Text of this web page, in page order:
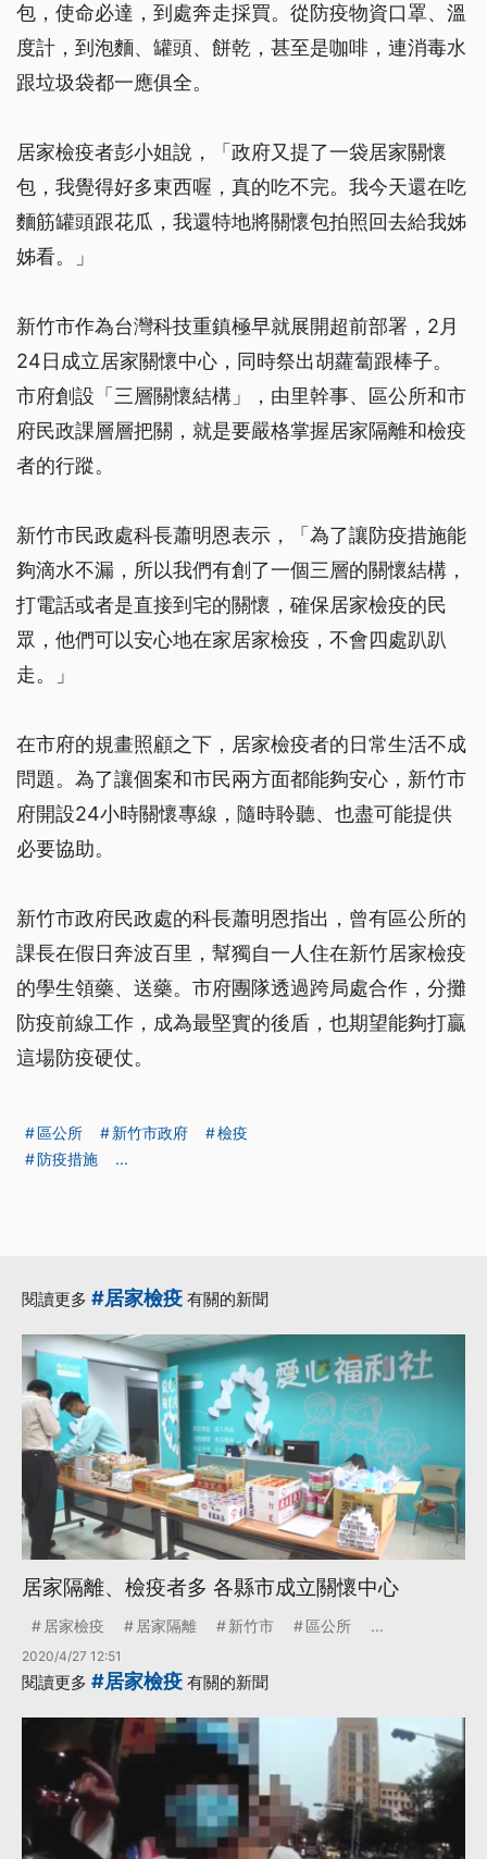
包，使命必達，到處奔走採買。從防疫物資口罩、溫
度計，到泡麵、罐頭、餅乾，甚至是咖啡，連消毒水
跟垃圾袋都一應俱全。
居家檢疫者彭小姐說，「政府又提了一袋居家關懷
包，我覺得好多東西喔，真的吃不完。我今天還在吃
麵筋罐頭跟花瓜，我還特地將關懷包拍照回去給我姊
姊看。」
新竹市作為台灣科技重鎮極早就展開超前部署，2月
24日成立居家關懷中心，同時祭出胡蘿蔔跟棒子。
市府創設「三層關懷結構」，由里幹事、區公所和市
府民政課層層把關，就是要嚴格掌握居家隔離和檢疫
者的行蹤。
新竹市民政處科長蕭明恩表示，「為了讓防疫措施能
夠滴水不漏，所以我們有創了一個三層的關懷結構，
打電話或者是直接到宅的關懷，確保居家檢疫的民
眾，他們可以安心地在家居家檢疫，不會四處趴趴
走。」
在市府的規畫照顧之下，居家檢疫者的日常生活不成
問題。為了讓個案和市民兩方面都能夠安心，新竹市
府開設24小時關懷專線，隨時聆聽、也盡可能提供
必要協助。
新竹市政府民政處的科長蕭明恩指出，曾有區公所的
課長在假日奔波百里，幫獨自一人住在新竹居家檢疫
的學生領藥、送藥。市府團隊透過跨局處合作，分攤
防疫前線工作，成為最堅實的後盾，也期望能夠打贏
這場防疫硬仗。
區公所 新竹市政府
檢疫
防疫措施
...
閱讀更多 #居家檢疫 有關的新聞
居家隔離、檢疫者多 各縣市成立關懷中心
居家檢疫 居家隔離 新竹市 區公所 ...
2020/4/27 12:51
閱讀更多 #居家檢疫 有關的新聞